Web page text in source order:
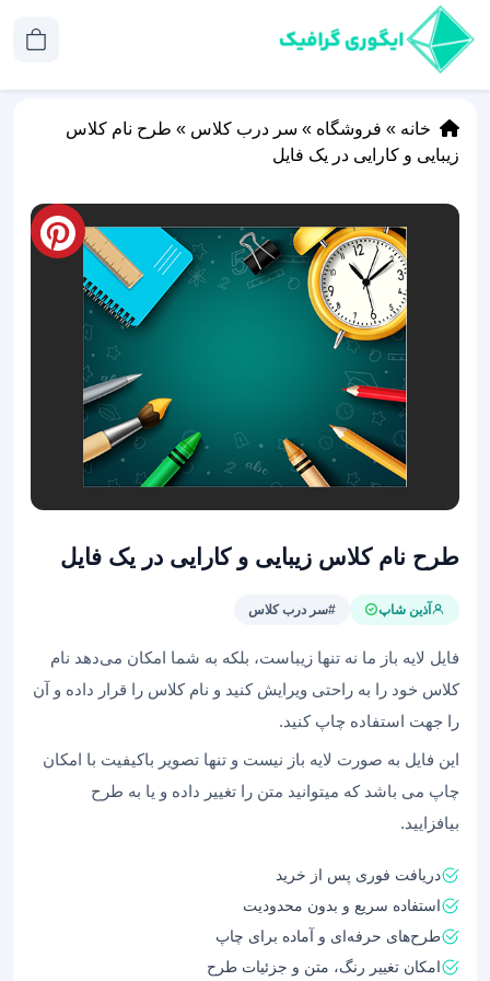
خانه » فروشگاه » سر درب کلاس » طرح نام کلاس
زیبایی و کارایی در یک فایل
طرح نام کلاس زیبایی و کارایی در یک فایل
آذین شاپ #سر درب کلاس
فایل لایه باز ما نه تنها زیباست، بلکه به شما امکان می‌دهد نام
کلاس خود را به راحتی ویرایش کنید و نام کلاس را قرار داده و آن
را جهت استفاده چاپ کنید.
این فایل به صورت لایه باز نیست و تنها تصویر باکیفیت با امکان
چاپ می باشد که میتوانید متن را تغییر داده و یا به طرح
بیافزایید.
دریافت فوری پس از خرید
استفاده سریع و بدون محدودیت
طرح‌های حرفه‌ای و آماده برای چاپ
امکان تغییر رنگ، متن و جزئیات طرح